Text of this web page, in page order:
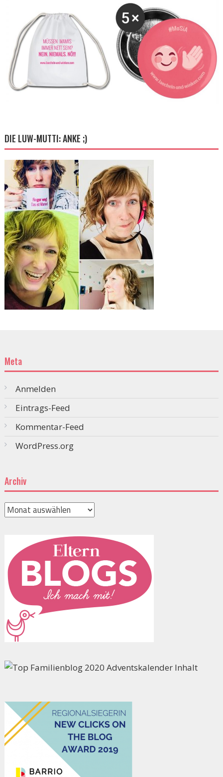
DIE LUW-MUTTI: ANKE ;)
Meta
Anmelden
Eintrags-Feed
Kommentar-Feed
WordPress.org
Archiv
Archiv